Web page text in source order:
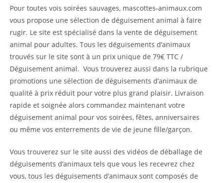
Pour toutes vois soirées sauvages, mascottes-animaux.com
vous propose une sélection de déguisement animal à faire
rugir. Le site est spécialisé dans la vente de déguisement
animal pour adultes. Tous les déguisements d’animaux
trouvés sur le site sont à un prix unique de 79€ TTC /
Déguisement animal. Vous trouverez aussi dans la rubrique
promotions une sélection de déguisements d’animaux de
qualité à prix réduit pour votre plus grand plaisir. Livraison
rapide et soignée alors commandez maintenant votre
déguisement animal pour vos soirées, fêtes, anniversaires
ou même vos enterrements de vie de jeune fille/garçon.
Vous trouverez sur le site aussi des vidéos de déballage de
déguisements d’animaux tels que vous les recevrez chez
vous, tous les déguisements d’animaux sont composés de